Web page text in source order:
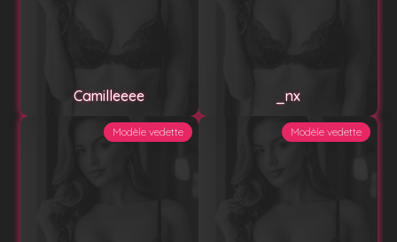
Camilleeee _nx
Modèle vedette Modèle vedette